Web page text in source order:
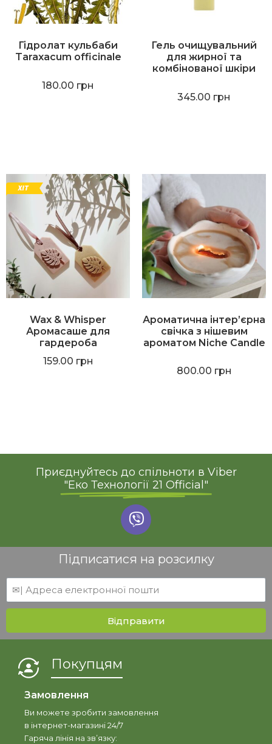
Гідролат кульбаби
Taraxacum officinale
180.00 грн
Гель очищувальний
для жирної та
комбінованої шкіри
345.00 грн
Wax & Whisper
Аромасаше для
гардероба
159.00 грн
Ароматична інтер’єрна
свічка з нішевим
ароматом Niche Candle
800.00 грн
Приєднуйтесь до спільноти в Viber
"Еко Технології 21 Official"
Підписатися на розсилку
Відправити
Покупцям
Замовлення
Ви можете зробити замовлення
в інтернет-магазині 24/7
Гаряча лінія на зв’язку: